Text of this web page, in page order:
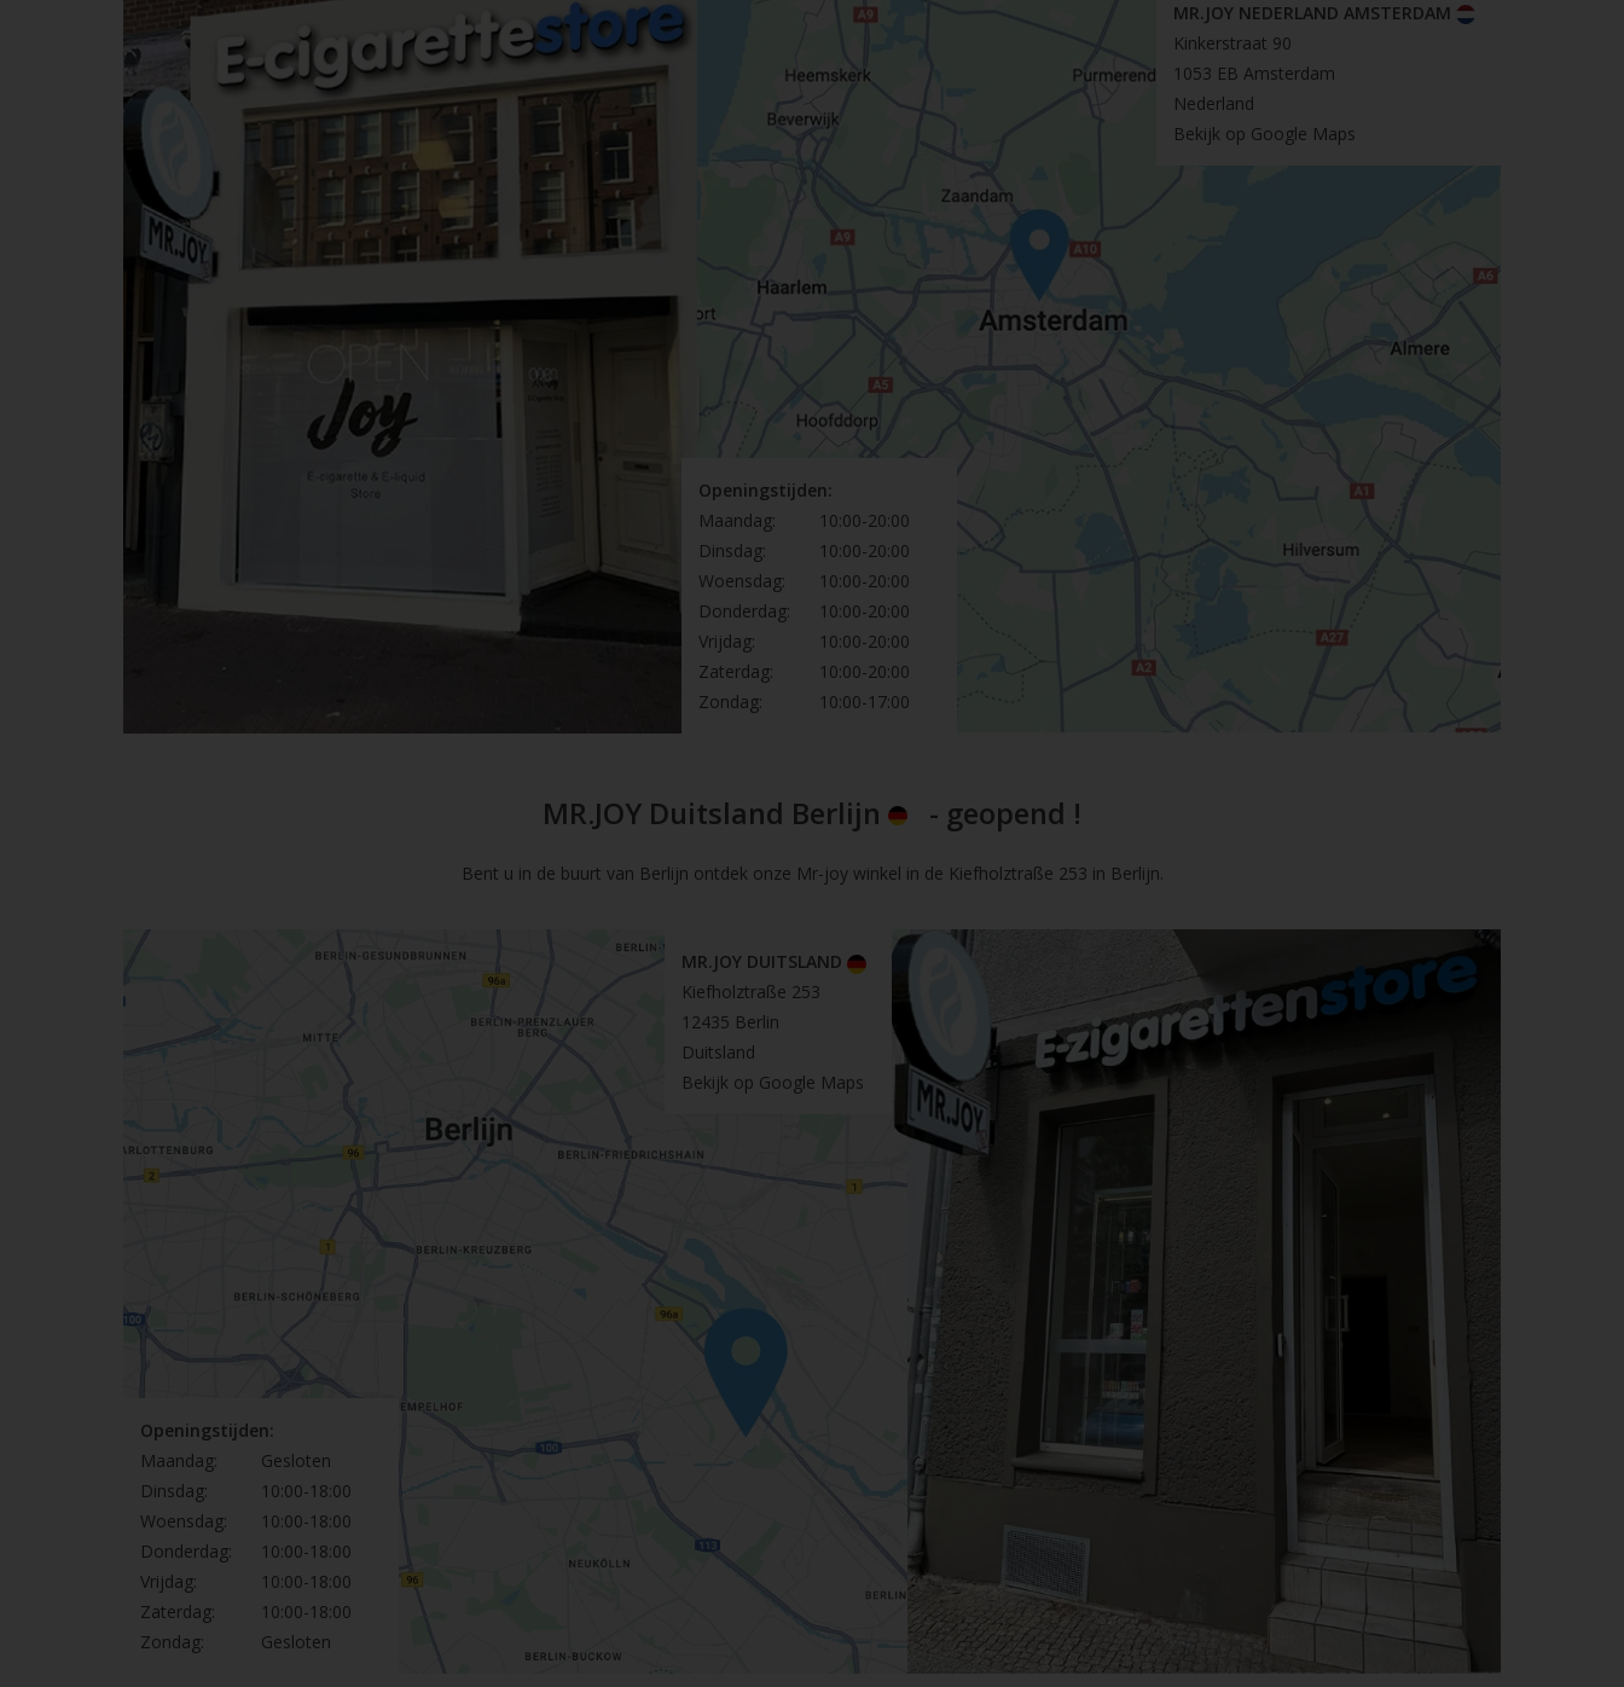
MR.JOY NEDERLAND AMSTERDAM
Kinkerstraat 90
1053 EB Amsterdam
Nederland
Bekijk op Google Maps
Openingstijden:
Maandag:
10:00-20:00
Dinsdag:
10:00-20:00
Woensdag:
10:00-20:00
Donderdag:
10:00-20:00
Vrijdag:
10:00-20:00
Zaterdag:
10:00-20:00
Zondag:
10:00-17:00
MR.JOY Duitsland Berlijn - geopend !
Bent u in de buurt van Berlijn ontdek onze Mr-joy winkel in de Kiefholztraße 253 in Berlijn.
MR.JOY DUITSLAND
Kiefholztraße 253
12435 Berlin
Duitsland
Bekijk op Google Maps
Openingstijden:
Maandag:
Gesloten
Dinsdag:
10:00-18:00
Woensdag:
10:00-18:00
Donderdag:
10:00-18:00
Vrijdag:
10:00-18:00
Zaterdag:
10:00-18:00
Zondag:
Gesloten